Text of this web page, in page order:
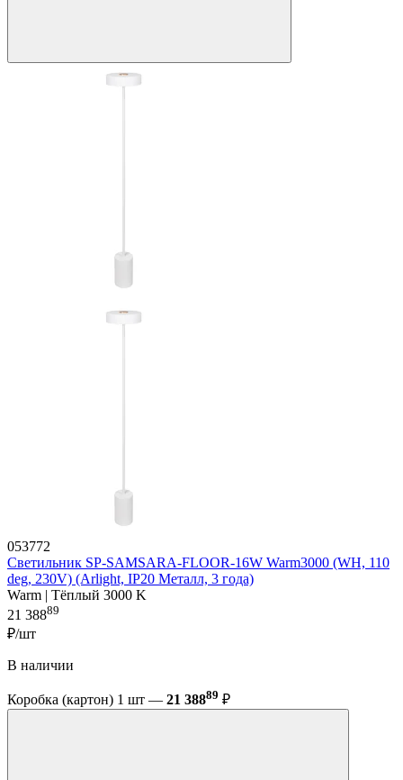
053772
Светильник SP-SAMSARA-FLOOR-16W Warm3000 (WH, 110
deg, 230V) (Arlight, IP20 Металл, 3 года)
Warm | Тёплый 3000 K
21 38889
₽/шт
В наличии
Коробка (картон) 1 шт — 21 38889 ₽